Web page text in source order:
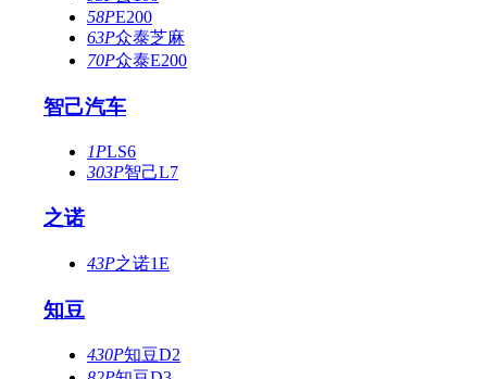
58PE200
63P众泰芝麻
70P众泰E200
智己汽车
1PLS6
303P智己L7
之诺
43P之诺1E
知豆
430P知豆D2